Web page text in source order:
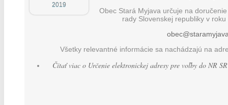
2019
Obec Stará Myjava určuje na
rady Slovenskej republiky v
Všetky relevantné informácie sa nachádzajú na
Čítať viac o Určenie elektronickej adresy pre voľby do NR